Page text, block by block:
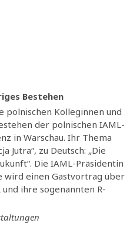
Bestehen
polnischen Kolleginnen und
der polnischen IAML-
in Warschau. Ihr Thema
Jutra“, zu Deutsch: „Die
Die IAML-Präsidentin
wird einen Gastvortrag über
ihre sogenannten R-